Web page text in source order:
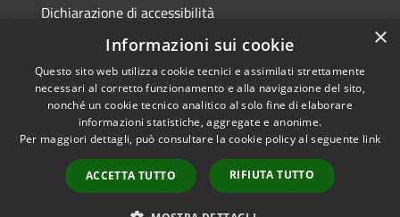
Dichiarazione di accessibilità
Obiettivi di accessibilità
RSS
Accessibilità
Copyright © 2026 • Comune di
Municipium•
Accesso
redazione
×
Informazioni sui cookie
Questo sito web utilizza cookie tecnici e assimilati strettamente
necessari al corretto funzionamento e alla navigazione del sito,
nonché un cookie tecnico analitico al solo fine di elaborare
informazioni statistiche, aggregate e anonime.
Per maggiori dettagli, può consultare la cookie policy al seguente link
ACCETTA TUTTO RIFIUTA TUTTO